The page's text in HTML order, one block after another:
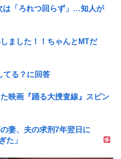
は「ろれつ回らず」…知人が
ました！！ちゃんとMTだ
る？に回答
映画『踊る大捜査線』スピン
妻、夫の求刑7年翌日に
た」